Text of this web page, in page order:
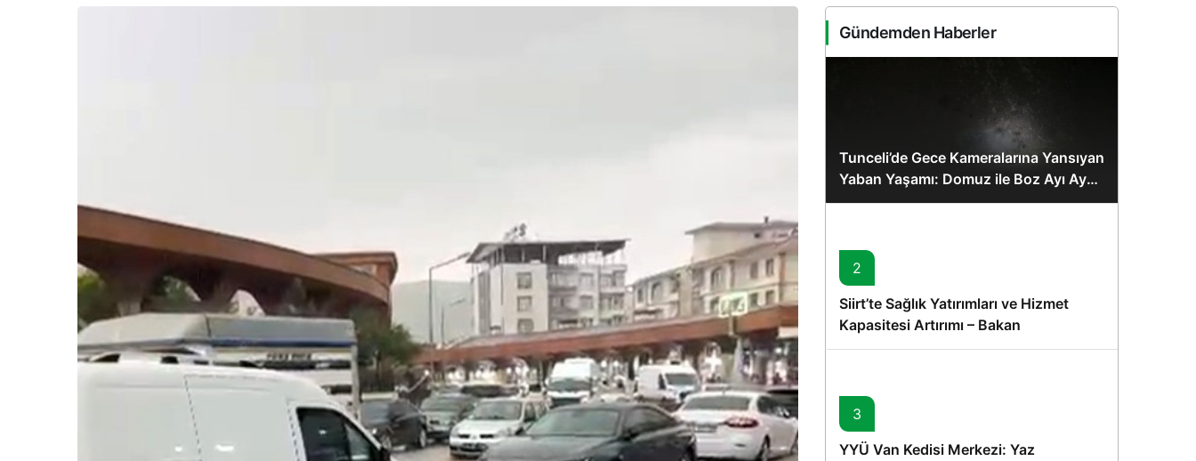
Gündemden Haberler
Tunceli’de Gece Kameralarına Yansıyan
Yaban Yaşamı: Domuz ile Boz Ayı Aynı
Karede
2
Siirt’te Sağlık Yatırımları ve Hizmet
Kapasitesi Artırımı – Bakan
Memişoğlu’nun Ziyareti
3
YYÜ Van Kedisi Merkezi: Yaz